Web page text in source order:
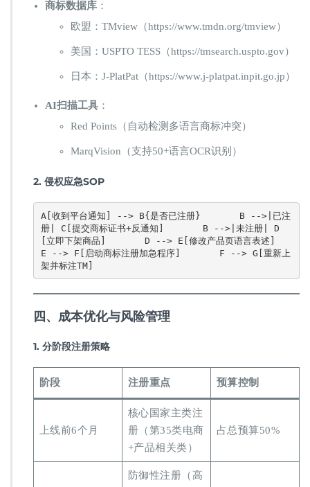
​商标数据库​ ​：
欧盟：TMview（https://www.tmdn.org/tmview）
美国：USPTO TESS（https://tmsearch.uspto.gov）
日本：J-PlatPat（https://www.j-platpat.inpit.go.jp）
​AI扫描工具​ ​：
Red Points（自动检测多语言商标冲突）
MarqVision（支持50+语言OCR识别）
​2. 侵权应急SOP​
A[收到平台通知] --> B{是否已注册}       B -->|已注
册| C[提交商标证书+反通知]       B -->|未注册| D
[立即下架商品]       D --> E[修改产品页语言表述]
E --> F[启动商标注册加急程序]       F --> G[重新上
架并标注TM]
​四、成本优化与风险管理​
​1. 分阶段注册策略​
​阶段​ ​注册重点​ ​预算控制​
上线前6个月
核心国家主类注
册（第35类电商
+产品相关类）
占总预算50%
防御性注册（高